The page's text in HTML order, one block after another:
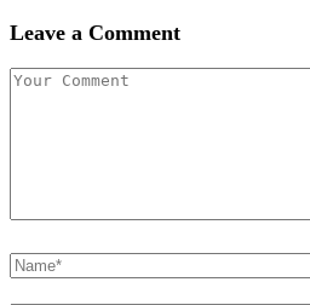
Leave a Comment